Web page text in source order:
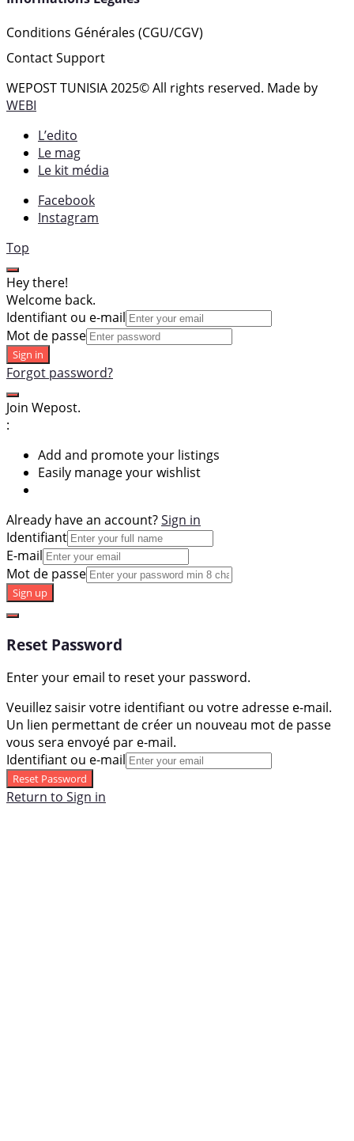
Conditions Générales (CGU/CGV)
Contact Support
WEPOST TUNISIA 2025© All rights reserved. Made by
WEBI
L’edito
Le mag
Le kit média
Facebook
Instagram
Top
Hey there!
Welcome back.
Identifiant ou e-mail
Mot de passe
Sign in
Forgot password?
Join Wepost.
:
Add and promote your listings
Easily manage your wishlist
Already have an account?Sign in
Identifiant
E-mail
Mot de passe
Sign up
Reset Password
Enter your email to reset your password.
Veuillez saisir votre identifiant ou votre adresse e-mail.
Un lien permettant de créer un nouveau mot de passe
vous sera envoyé par e-mail.
Identifiant ou e-mail
Reset Password
Return to Sign in